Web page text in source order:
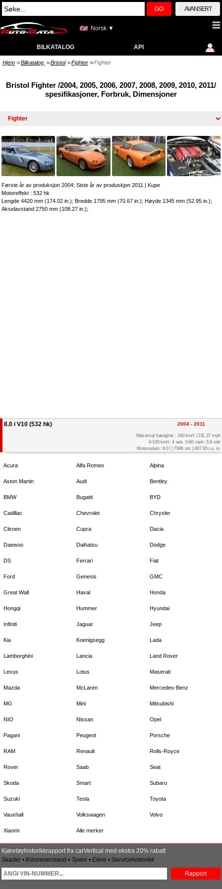
GO AVANSERT
Norsk ▼
BILKATALOG API
Hjem >> Bilkatalog >> Bristol >> Fighter >> Fighter
Bristol Fighter /2004, 2005, 2006, 2007, 2008, 2009, 2010, 2011/
spesifikasjoner, Forbruk, Dimensjoner
Første år av produksjon 2004; Siste år av produskjon 2011 | Kupe
Motoreffekt : 532 hk
Lengde 4420 mm (174.02 in.); Bredde 1795 mm (70.67 in.); Høyde 1345 mm (52.95 in.);
Akselavstand 2750 mm (108.27 in.);
8.0 i V10 (532 hk) 2004 - 2011
Maksimal hastighet : 340 km/t | 211.27 mph
0-100 km/t: 4 sek, 0-60 mph: 3.8 sek
Motorvolum: 8.0 l | 7996 sm | 487.95 cu. in.
Acura Alfa Romeo Alpina
Aston Martin Audi Bentley
BMW Bugatti BYD
Cadillac Chevrolet Chrysler
Citroen Cupra Dacia
Daewoo Daihatsu Dodge
DS Ferrari Fiat
Ford Genesis GMC
Great Wall Haval Honda
Hongqi Hummer Hyundai
Infiniti Jaguar Jeep
Kia Koenigsegg Lada
Lamborghini Lancia Land Rover
Lexus Lotus Maserati
Mazda McLaren Mercedes-Benz
MG Mini Mitsubishi
NIO Nissan Opel
Pagani Peugeot Porsche
RAM Renault Rolls-Royce
Rover Saab Seat
Skoda Smart Subaru
Suzuki Tesla Toyota
Vauxhall Volkswagen Volvo
Xiaomi Alle merker
Kjøretøyhistorikkrapport fra carVertical med ekstra 20% rabatt
Skader • Kilometerstand • Tyveri • Eiere • Servicehistorikk
Rapport